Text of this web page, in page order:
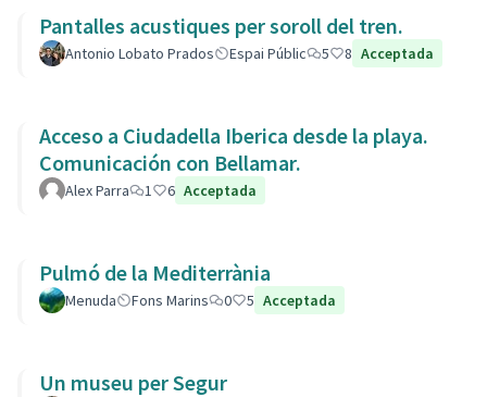
Pantalles acustiques per soroll del tren.
Antonio Lobato Prados Espai Públic 5 8 Acceptada
Acceso a Ciudadella Iberica desde la playa.
Comunicación con Bellamar.
Alex Parra 1 6 Acceptada
Pulmó de la Mediterrània
Menuda Fons Marins 0 5 Acceptada
Un museu per Segur